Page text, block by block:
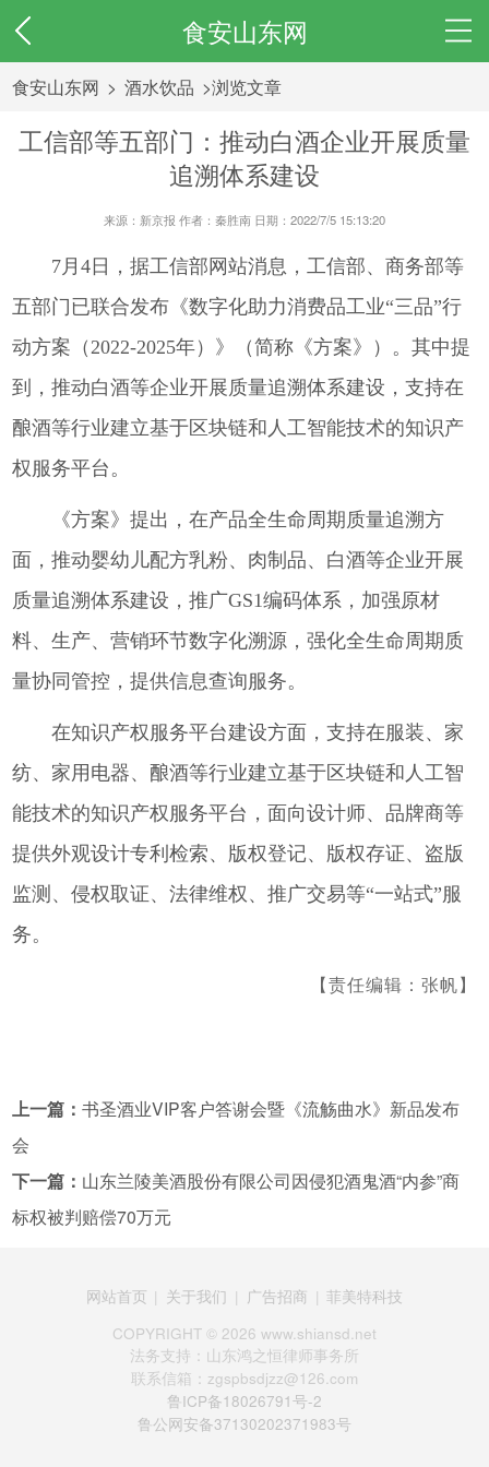
食安山东网
食安山东网 > 酒水饮品 >浏览文章
工信部等五部门：推动白酒企业开展质量
追溯体系建设
来源：新京报 作者：秦胜南 日期：2022/7/5 15:13:20
7月4日，据工信部网站消息，工信部、商务部等
五部门已联合发布《数字化助力消费品工业“三品”行
动方案（2022-2025年）》（简称《方案》）。其中提
到，推动白酒等企业开展质量追溯体系建设，支持在
酿酒等行业建立基于区块链和人工智能技术的知识产
权服务平台。
《方案》提出，在产品全生命周期质量追溯方
面，推动婴幼儿配方乳粉、肉制品、白酒等企业开展
质量追溯体系建设，推广GS1编码体系，加强原材
料、生产、营销环节数字化溯源，强化全生命周期质
量协同管控，提供信息查询服务。
在知识产权服务平台建设方面，支持在服装、家
纺、家用电器、酿酒等行业建立基于区块链和人工智
能技术的知识产权服务平台，面向设计师、品牌商等
提供外观设计专利检索、版权登记、版权存证、盗版
监测、侵权取证、法律维权、推广交易等“一站式”服
务。
【责任编辑：张帆】
上一篇：书圣酒业VIP客户答谢会暨《流觞曲水》新品发布
会
下一篇： 山东兰陵美酒股份有限公司因侵犯酒鬼酒“内参”商
标权被判赔偿70万元
网站首页 | 关于我们 | 广告招商 | 菲美特科技
COPYRIGHT © 2026 www.shiansd.net
法务支持：山东鸿之恒律师事务所
联系信箱：zgspbsdjzz@126.com
鲁ICP备18026791号-2
鲁公网安备37130202371983号